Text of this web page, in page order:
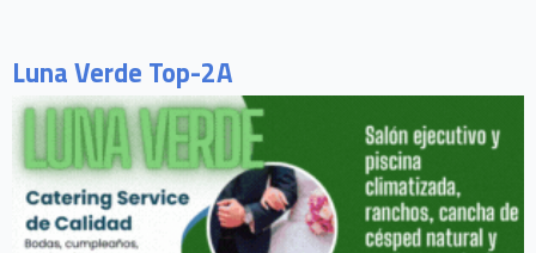
Luna Verde Top-2A